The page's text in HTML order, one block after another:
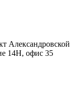
Александровской
14Н, офис 35